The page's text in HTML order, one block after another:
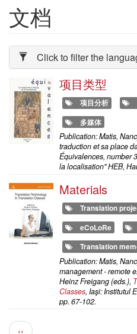
文档
Click to filter the
项目类型
项目分析
多媒体
Publication: Matis,
traduction et sa place
Équivalences, number
la localisation" HEB,
Materials
Translation
eCoLoRe
Translation
Publication: Matis,
management - remote
Heinz Freigang (eds.),
Classes, Iaşi: Institutul
pp. 67-102.
分前
‹‹